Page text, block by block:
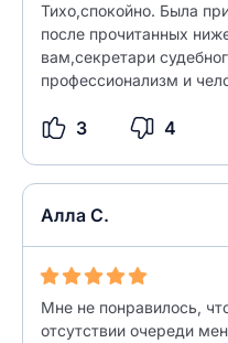
Тихо,спокойно. Была
после прочитанных
вам,секретари
профессионализм и
3 4
Алла С.
Мне не понравилось,
отсутствии очереди